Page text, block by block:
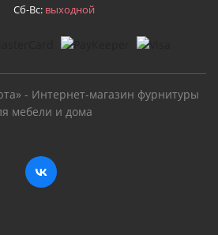
Сб-Вс: выходной
- Интернет-магазин фурнитуры
мебели и дома